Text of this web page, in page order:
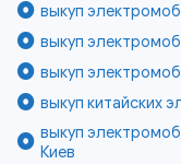
выкуп
выкуп
выкуп
выкуп китайских
выкуп
Киев